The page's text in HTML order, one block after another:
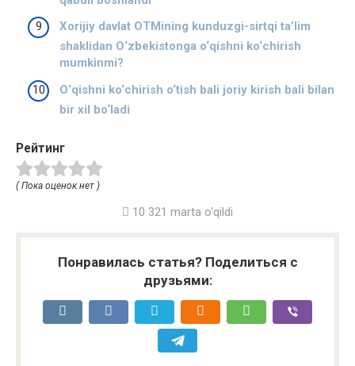
Xorijiy davlat OTMining kunduzgi-sirtqi ta’lim
shaklidan O‘zbekistonga o‘qishni ko‘chirish
mumkinmi?
O‘qishni ko‘chirish o‘tish bali joriy kirish bali bilan
bir xil bo‘ladi
Рейтинг
( Пока оценок нет )
10 321 marta o'qildi
Понравилась статья? Поделиться с
друзьями: